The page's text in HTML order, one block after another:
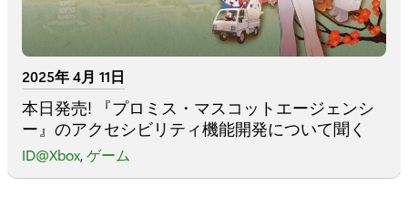
2025年 4月 11日
本日発売! 『プロミス・マスコットエージェンシ
ー』のアクセシビリティ機能開発について聞く
ID@Xbox,ゲーム